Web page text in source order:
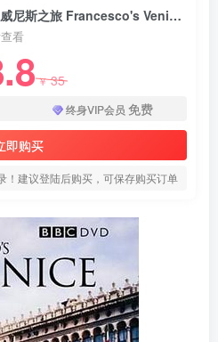
旅行纪录片《弗朗西斯科的威尼斯之旅 Francesco's Venice》下载
看
￥35
终身VIP会员 免费
即购买
！建议登陆后购买，可保存购买订单